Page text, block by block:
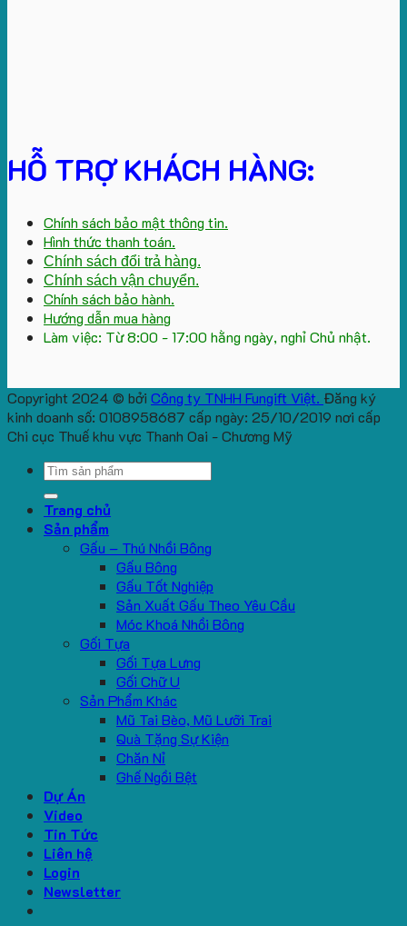
HỖ TRỢ KHÁCH HÀNG:
Chính sách bảo mật thông tin.
Hình thức thanh toán.
Chính sách đổi trả hàng.
Chính sách vận chuyển.
Chính sách bảo hành.
Hướng dẫn mua hàng
Làm việc: Từ 8:00 - 17:00 hằng ngày, nghỉ Chủ nhật.
Copyright 2024 © bởi Công ty TNHH Fungift Việt. Đăng ký
kinh doanh số: 0108958687 cấp ngày: 25/10/2019 nơi cấp
Chi cục Thuế khu vực Thanh Oai - Chương Mỹ
Search
Trang chủ
Sản phẩm
Gấu – Thú Nhồi Bông
Gấu Bông
Gấu Tốt Nghiệp
Sản Xuất Gấu Theo Yêu Cầu
Móc Khoá Nhồi Bông
Gối Tựa
Gối Tựa Lưng
Gối Chữ U
Sản Phẩm Khác
Mũ Tai Bèo, Mũ Lưỡi Trai
Quà Tặng Sự Kiện
Chăn Nỉ
Ghế Ngồi Bệt
Dự Án
Video
Tin Tức
Liên hệ
Login
Newsletter